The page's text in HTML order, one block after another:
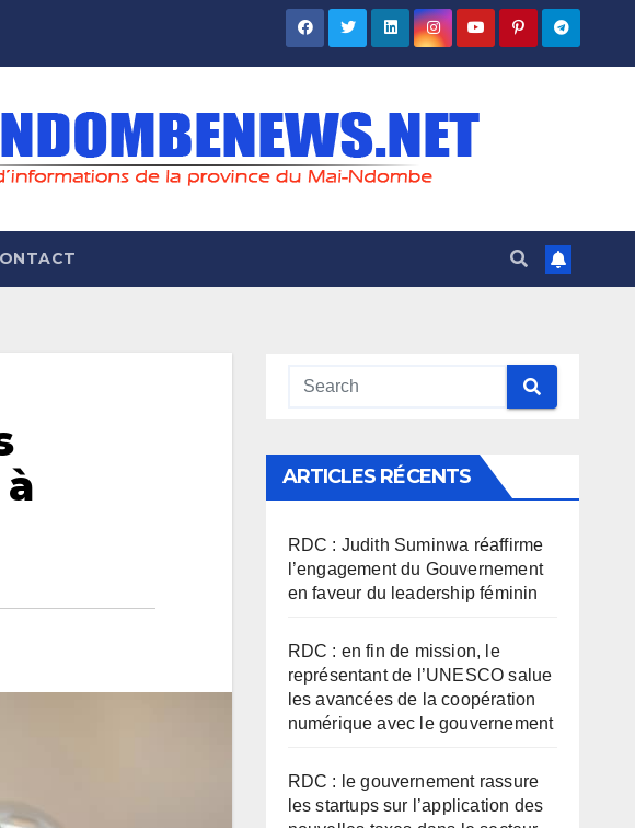
ARTICLES RÉCENTS
RDC : Judith Suminwa réaffirme
l’engagement du Gouvernement
en faveur du leadership féminin
RDC : en fin de mission, le
représentant de l’UNESCO salue
les avancées de la coopération
numérique avec le gouvernement
RDC : le gouvernement rassure
les startups sur l’application des